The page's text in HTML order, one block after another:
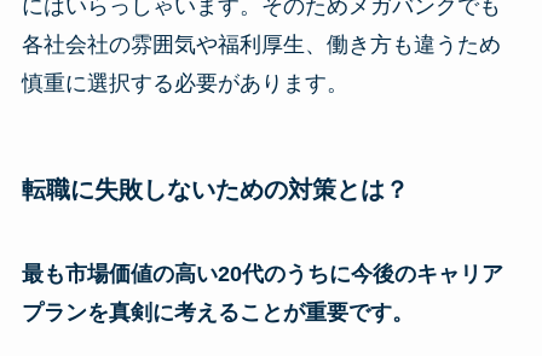
にはいらっしゃいます。そのためメガバンクでも
各社会社の雰囲気や福利厚生、働き方も違うため
慎重に選択する必要があります。
転職に失敗しないための対策とは？
最も市場価値の高い20代のうちに今後のキャリア
プランを真剣に考えることが重要です。